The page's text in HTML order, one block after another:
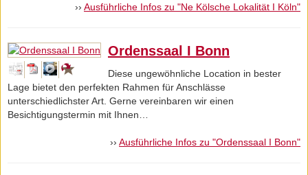
›› Ausführliche Infos zu "Ne Kölsche Lokalität I Köln"
Ordenssaal I Bonn
Diese ungewöhnliche Location in bester
Lage bietet den perfekten Rahmen für Anschlässe
unterschiedlichster Art. Gerne vereinbaren wir einen
Besichtigungstermin mit Ihnen…
›› Ausführliche Infos zu "Ordenssaal I Bonn"